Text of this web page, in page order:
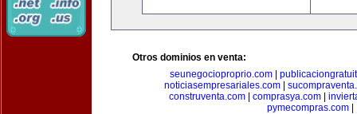
Otros dominios en venta:
seunegocioproprio.com
noticiasempresariales.com|
construventa.com| comprasya.com|
pymecompras.com|